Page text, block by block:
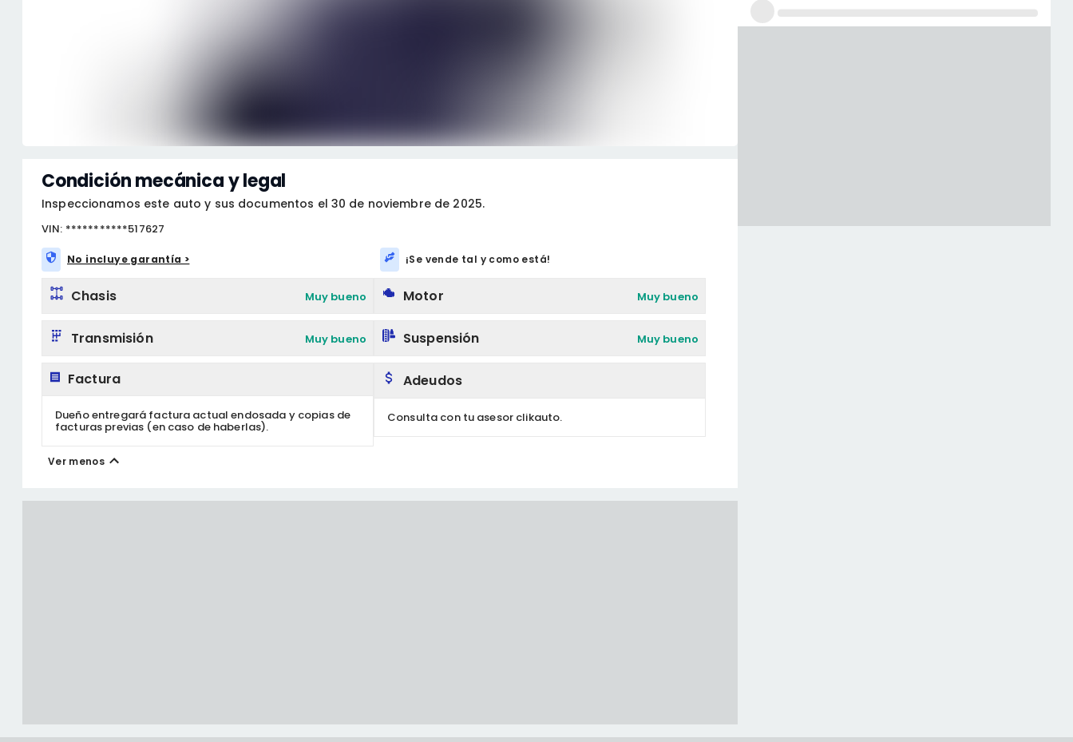
Condición mecánica y legal
Inspeccionamos este auto y sus documentos el 30 de noviembre de 2025.
VIN: ***********517627
No incluye garantía > ¡Se vende tal y como está!
Chasis Muy bueno Motor Muy bueno
Transmisión Muy bueno Suspensión Muy bueno
Factura
Dueño entregará factura actual endosada y copias de
facturas previas (en caso de haberlas).
Adeudos
Consulta con tu asesor clikauto.
Ver menos